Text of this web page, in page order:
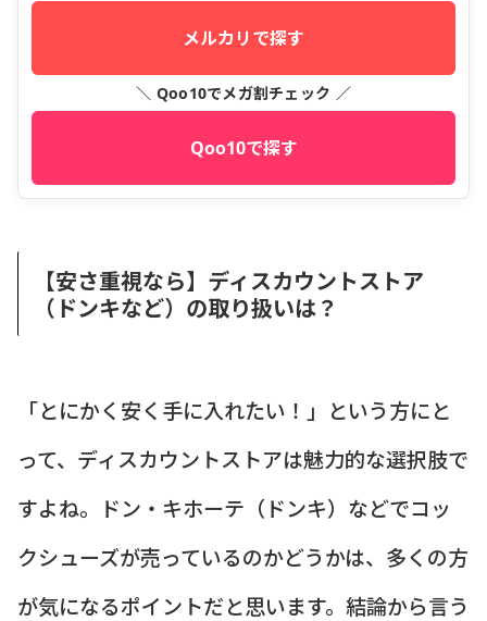
メルカリで探す
＼ Qoo10でメガ割チェック ／
Qoo10で探す
【安さ重視なら】ディスカウントストア
（ドンキなど）の取り扱いは？
「とにかく安く手に入れたい！」という方にと
って、ディスカウントストアは魅力的な選択肢で
すよね。ドン・キホーテ（ドンキ）などでコッ
クシューズが売っているのかどうかは、多くの方
が気になるポイントだと思います。結論から言う